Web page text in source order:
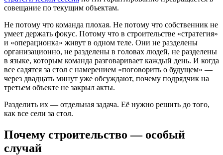
совещание по текущим объектам.
Не потому что команда плохая. Не потому что собственник не
умеет держать фокус. Потому что в строительстве «стратегия»
и «операционка» живут в одном теле. Они не разделены
организационно, не разделены в головах людей, не разделены
в языке, которым команда разговаривает каждый день. И когда
все садятся за стол с намерением «поговорить о будущем» —
через двадцать минут уже обсуждают, почему подрядчик на
третьем объекте не закрыл акты.
Разделить их — отдельная задача. Её нужно решить до того,
как все сели за стол.
Почему строительство — особый
случай